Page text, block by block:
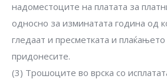
надоместоците на платата за
односно за изминатата година од
гледаат и пресметката и
придонесите.
(3) Трошоците во врска со